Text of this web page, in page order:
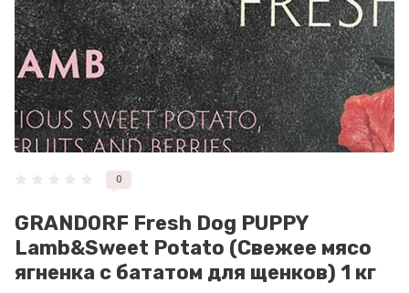
0
GRANDORF Fresh Dog PUPPY
Lamb&Sweet Potato (Свежее мясо
ягненка с бататом для щенков) 1 кг